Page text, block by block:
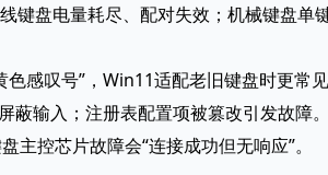
键盘电量耗尽、配对失效；机械键盘单
感叹号”，Win11适配老旧键盘时更常见
输入；注册表配置项被篡改引发故障。
控芯片故障会“连接成功但无响应”。